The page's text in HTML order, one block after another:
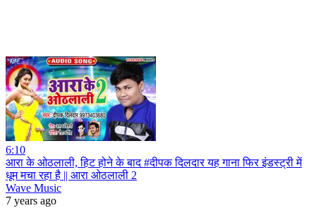
6:10
आरा के ओठलाली, हिट होने के बाद #दीपक दिलदार यह गाना फिर इंडस्ट्री में
धूम मचा रहा है || आरा ओठलाली 2
Wave Music
7 years ago